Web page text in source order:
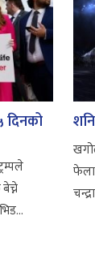
दिनको
फेला